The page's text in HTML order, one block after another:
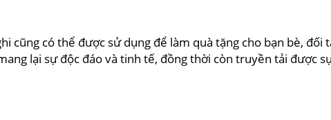
cũng có thể được sử dụng để làm quà tặng cho bạn bè, đối
lại sự độc đáo và tinh tế, đồng thời còn truyền tải được